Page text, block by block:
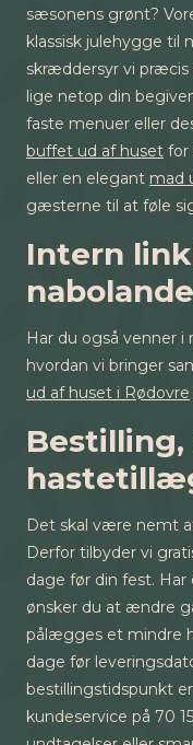
sæsonens grønt?
klassisk julehygge til
skræddersyr vi
lige netop din
faste menuer eller
buffet ud af huset for
eller en elegant mad
gæsterne til at føle
Intern
Har du også venner
hvordan vi bringer
ud af huset i Rødovre
Det skal være nemt
Derfor tilbyder vi
dage før din fest.
ønsker du at ændre
pålægges et mindre
dage før
bestillingstidspunkt
kundeservice på 70